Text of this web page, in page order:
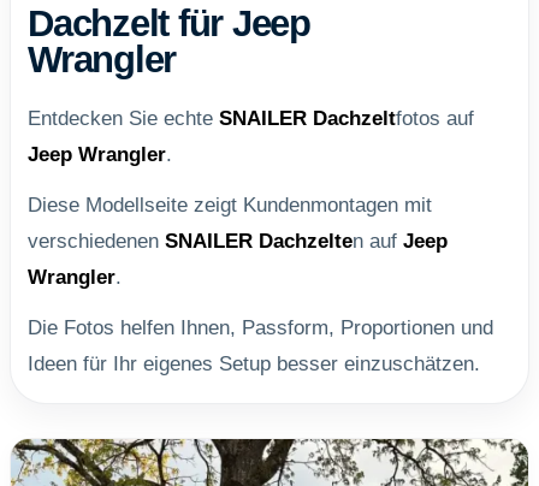
Dachzelt für Jeep
Wrangler
Entdecken Sie echte SNAILER Dachzeltfotos auf
Jeep Wrangler.
Diese Modellseite zeigt Kundenmontagen mit
verschiedenen SNAILER Dachzelten auf Jeep
Wrangler.
Die Fotos helfen Ihnen, Passform, Proportionen und
Ideen für Ihr eigenes Setup besser einzuschätzen.